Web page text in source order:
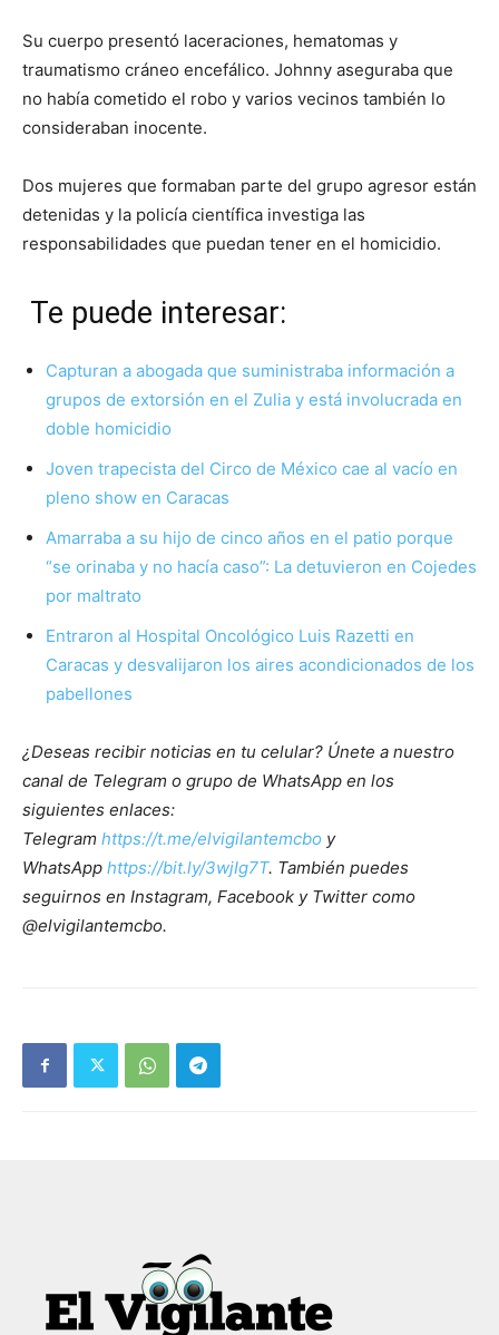
Su cuerpo presentó laceraciones, hematomas y
traumatismo cráneo encefálico. Johnny aseguraba que
no había cometido el robo y varios vecinos también lo
consideraban inocente.
Dos mujeres que formaban parte del grupo agresor están
detenidas y la policía científica investiga las
responsabilidades que puedan tener en el homicidio.
Te puede interesar:
Capturan a abogada que suministraba información a
grupos de extorsión en el Zulia y está involucrada en
doble homicidio
Joven trapecista del Circo de México cae al vacío en
pleno show en Caracas
Amarraba a su hijo de cinco años en el patio porque
“se orinaba y no hacía caso”: La detuvieron en Cojedes
por maltrato
Entraron al Hospital Oncológico Luis Razetti en
Caracas y desvalijaron los aires acondicionados de los
pabellones
¿Deseas recibir noticias en tu celular? Únete a nuestro
canal de Telegram o grupo de WhatsApp en los
siguientes enlaces:
Telegram https://t.me/elvigilantemcbo y
WhatsApp https://bit.ly/3wjIg7T. También puedes
seguirnos en Instagram, Facebook y Twitter como
@elvigilantemcbo.